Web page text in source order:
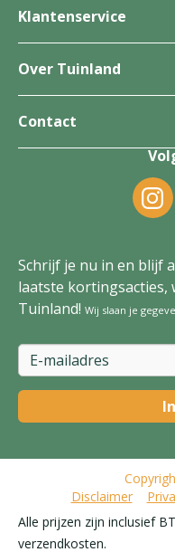
Klantenservice
Over Tuinland
Contact
Schrijf je nu in en blijf
laatste kortingsacties,
Tuinland! Wij slaan je
Disclaimer
Alle prijzen zijn inclusief
verzendkosten.